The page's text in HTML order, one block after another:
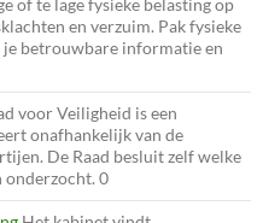
en verzuim. Pak fysieke
je betrouwbare informatie en
voor Veiligheid is een
onafhankelijk van de
De Raad besluit zelf welke
0